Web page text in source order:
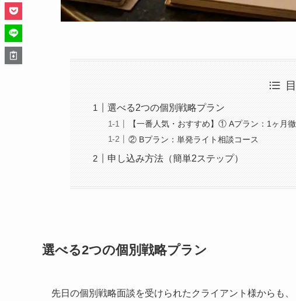
選べる2つの個別戦略プラン
【一番人気・おすすめ】① Aプラン：1ヶ月
② Bプラン：単発ライト相談コース
申し込み方法（簡単2ステップ）
選べる2つの個別戦略プラン
先日の個別戦略面談を受けられたクライアント様からも